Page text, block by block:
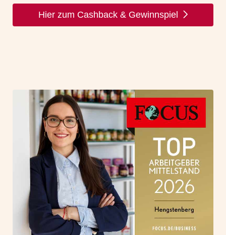
Hier zum Cashback & Gewinnspiel